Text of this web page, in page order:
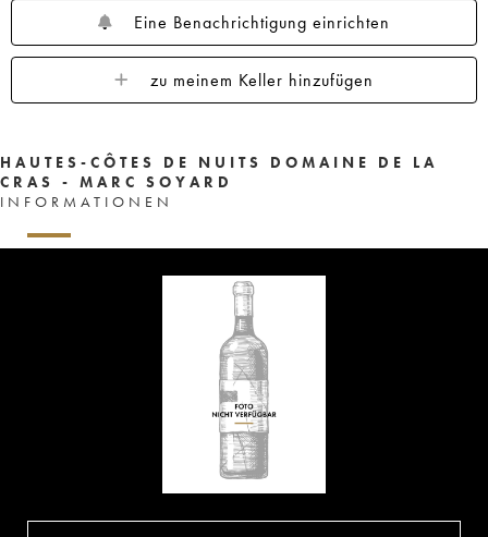
Eine Benachrichtigung einrichten
zu meinem Keller hinzufügen
HAUTES-CÔTES DE NUITS DOMAINE DE LA
CRAS - MARC SOYARD
INFORMATIONEN